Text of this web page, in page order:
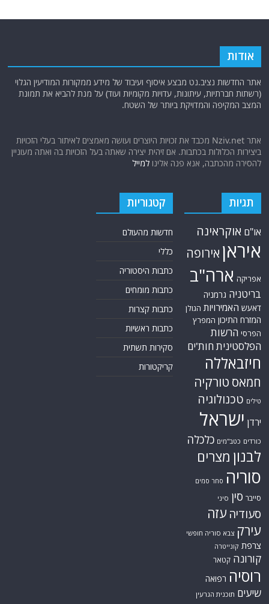
אודות
אתר החדשות נציב.נט מבצע איסוף ועיבוד של מידע ממקורות המודיעין הגלוי
(רשתות חברתיות, עיתונות, עדויות מקומיות ועוד) על מנת להביא את תמונת
המצב המקיפה והמדויקת ביותר של השטח.
אתר Nziv.net מכבד את זכויות היוצרים ועושה מאמצים לאיתור בעלי הזכויות
ביצירות הכלולות בכתבות. אם זיהית יצירה שאתה בעל הזכויות בה ואתה מעוניין
להסירה מהכתבה, אנא פנה אלינולמייל
תגיות
או"ם אוקראינה
איראן אירופה
אפריקה ארה"ב
בריטניה גרמניה
דאעש האמירויות הגולן
המזרח התיכון המפרץ
הפרסי הרשות
הפלסטיניתחות'ים
חיזבאללה
חמאס טורקיה
טילים טכנולוגיה
ירדן ישראל
כורדים כטב"מים כלכלה
לבנון מצרים
סוריה סחר סמים
סייבר סין סיני
סעודיה עזה
עירק צבא סוריה חופשי
צרפת קונייטרה
קורונה קטאר
רוסיה רפואה
שיעים תוכנית הגרעין
קטגוריות
חדשות מהעולם
כללי
כתבות היסטוריה
כתבות מומחים
כתבות קצרות
כתבות ראשיות
סקירות תשתית
קריקטורות